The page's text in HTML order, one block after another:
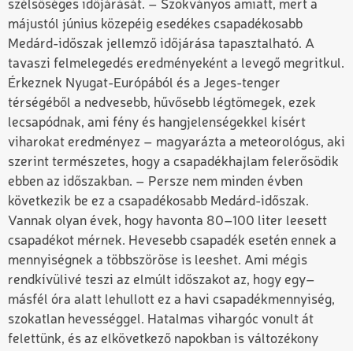
szélsőséges időjárását. – Szokványos amiatt, mert a
májustól június közepéig esedékes csapadékosabb
Medárd-időszak jellemző időjárása tapasztalható. A
tavaszi felmelegedés eredményeként a levegő megritkul.
Érkeznek Nyugat-Európából és a Jeges-tenger
térségéből a nedvesebb, hűvősebb légtömegek, ezek
lecsapódnak, ami fény és hangjelenségekkel kísért
viharokat eredményez – magyarázta a meteorológus, aki
szerint természetes, hogy a csapadékhajlam felerősödik
ebben az időszakban. – Persze nem minden évben
következik be ez a csapadékosabb Medárd-időszak.
Vannak olyan évek, hogy havonta 80–100 liter leesett
csapadékot mérnek. Hevesebb csapadék esetén ennek a
mennyiségnek a többszöröse is leeshet. Ami mégis
rendkívülivé teszi az elmúlt időszakot az, hogy egy–
másfél óra alatt lehullott ez a havi csapadékmennyiség,
szokatlan hevességgel. Hatalmas vihargóc vonult át
felettünk, és az elkövetkező napokban is változékony